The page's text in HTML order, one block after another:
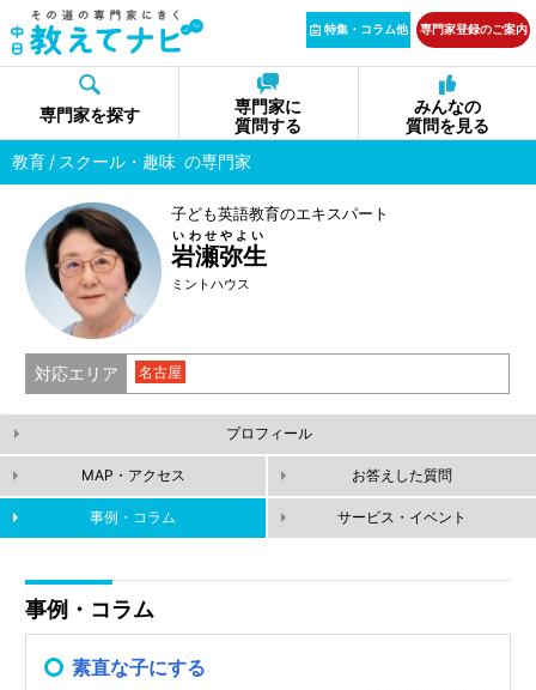
特集・コラム他 専門家登録のご案内
専門家を探す
専門家に
質問する
みんなの
質問を見る
教育
スクール・趣味 の専門家
子ども英語教育のエキスパート
岩瀬弥生
いわせやよい
ミントハウス
対応エリア 名古屋
プロフィール
MAP・アクセス お答えした質問
事例・コラム サービス・イベント
事例・コラム
素直な子にする